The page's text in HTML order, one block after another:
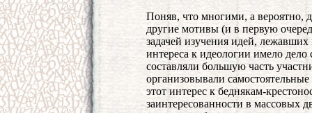
Поняв, что многими, а вероятно,
другие мотивы (и в первую
задачей изучения идей,
интереса к идеологии имело
составляли большую часть
организовывали
этот интерес к беднякам-
заинтересованности в массовых